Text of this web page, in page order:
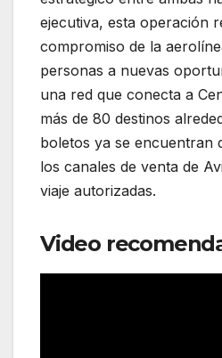
ejecutiva, esta operación
compromiso de la
personas a nuevas
una red que conecta a
más de 80 destinos
boletos ya se encuentran
los canales de venta de
viaje autorizadas.
Video